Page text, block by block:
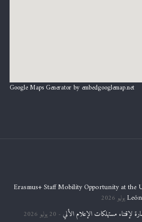
Google Maps Generator by embedgooglemap.net
Erasmus+ Staff Mobility Opportunity at the
لإقتناء مستهلكات الإعلام الألي 20 يوليو 2026